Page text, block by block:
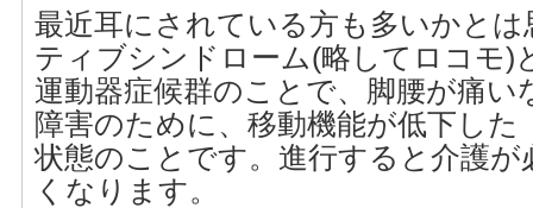
最近耳にされている方も多いかと
ティブシンドローム(略してロコモ)
運動器症候群のことで、脚腰が痛い
障害のために、移動機能が低下した
状態のことです。進行すると介護が
くなります。